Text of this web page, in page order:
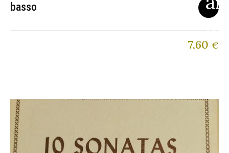
basso
7,60 €